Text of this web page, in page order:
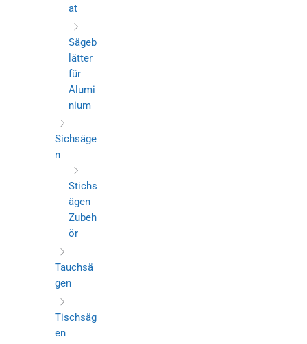
at
Sägeb
lätter
für
Alumi
nium
Sichsäge
n
Stichs
ägen
Zubeh
ör
Tauchsä
gen
Tischsäg
en